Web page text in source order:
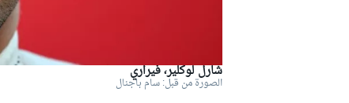
شارل لوكلير، فيراري
الصورة من قبل: سام باجنال